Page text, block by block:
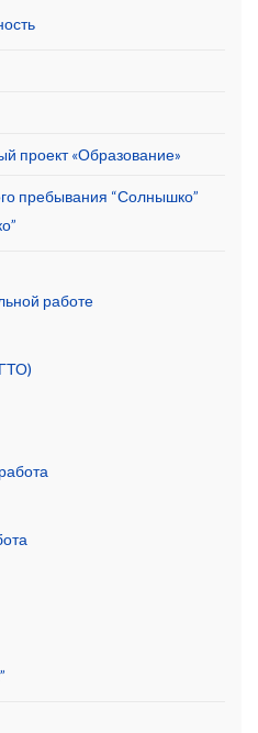
проект «Образование»
пребывания “Солнышко”
работе